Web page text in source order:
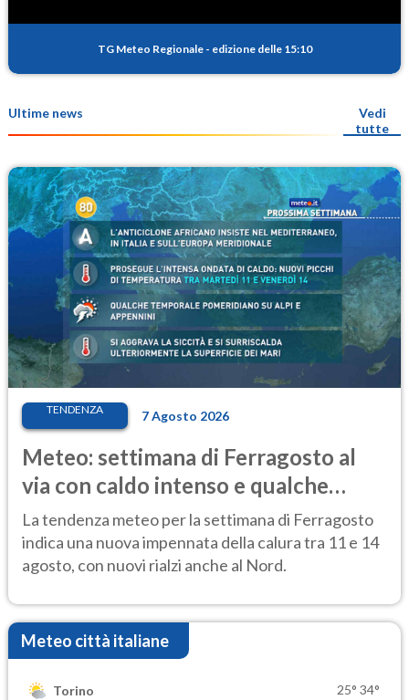
TG Meteo Regionale - edizione delle 15:10
Ultime news
Vedi
tutte
TENDENZA 7 Agosto 2026
Meteo: settimana di Ferragosto al
via con caldo intenso e qualche
temporale
La tendenza meteo per la settimana di Ferragosto
indica una nuova impennata della calura tra 11 e 14
agosto, con nuovi rialzi anche al Nord.
Meteo città italiane
Torino 25° 34°